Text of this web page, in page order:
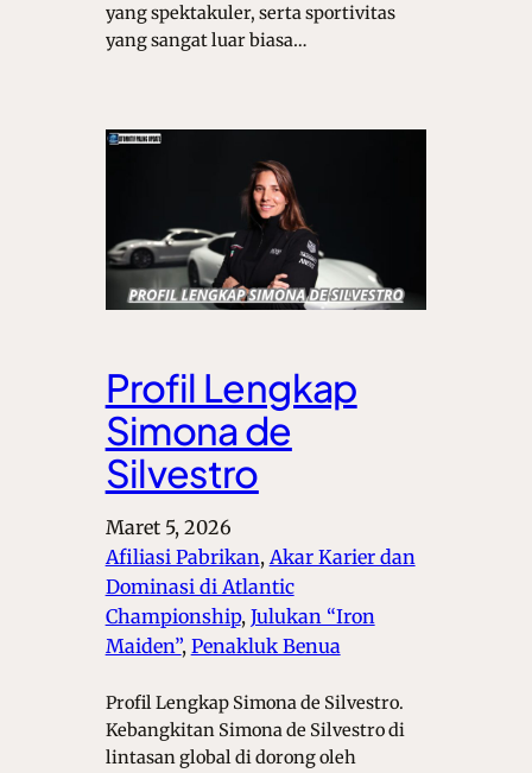
yang spektakuler, serta sportivitas
yang sangat luar biasa…
Profil Lengkap
Simona de
Silvestro
Maret 5, 2026
Afiliasi Pabrikan, Akar Karier dan
Dominasi di Atlantic
Championship, Julukan “Iron
Maiden”, Penakluk Benua
Profil Lengkap Simona de Silvestro.
Kebangkitan Simona de Silvestro di
lintasan global di dorong oleh